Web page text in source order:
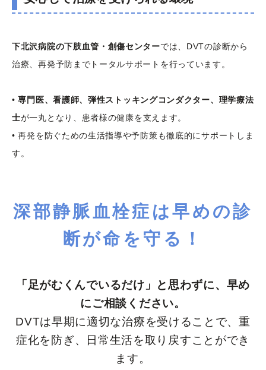
下北沢病院の下肢血管・創傷センターでは、DVTの診断から
治療、再発予防までトータルサポートを行っています。
•専門医、看護師、弾性ストッキングコンダクター、理学療法
士が一丸となり、患者様の健康を支えます。
• 再発を防ぐための生活指導や予防策も徹底的にサポートしま
す。
深部静脈血栓症は早めの診
断が命を守る！
「足がむくんでいるだけ」と思わずに、早め
にご相談ください。
DVTは早期に適切な治療を受けることで、重
症化を防ぎ、日常生活を取り戻すことができ
ます。